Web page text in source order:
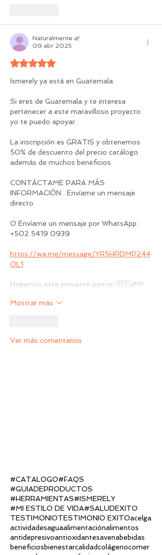
Naturalmente 🌿
09 abr 2025
Obtuvo 5 de 5 estrellas.
Ismerely ya está en Guatemala.
Si eres de Guatemala y te interesa
pertenecer a este maravilloso proyecto
yo te puedo apoyar.
La inscripción es GRATIS y obtenemos
50% de descuento del precio catálogo
además de muchos beneficios.
CONTÁCTAME PARA MÁS
INFORMACIÓN . Envíame un mensaje
directo
O Envíame un mensaje por WhatsApp
+502 5419 0939
https://wa.me/message/YR5HRDMP244
OL1
Hagamos este proyecto juntos 🇬🇹🌿🩷
Mostrar más
Ver más comentarios
#CATALOGO#FAQS
#GUIADEPRODUCTOS
#HERRAMIENTAS#ISMERELY
#MI ESTILO DE VIDA#SALUDEXITO
TESTIMONIOTESTIMONIO EXITOacelga
actividadesaguaalimentaciónalimentos
antidepresivoantioxidantesavenabebidas
beneficiosbienestarcalidadcolágenocomer